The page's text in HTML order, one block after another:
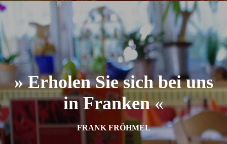
» Erholen Sie sich bei uns
in Franken«
FRANK FRÖHMEL